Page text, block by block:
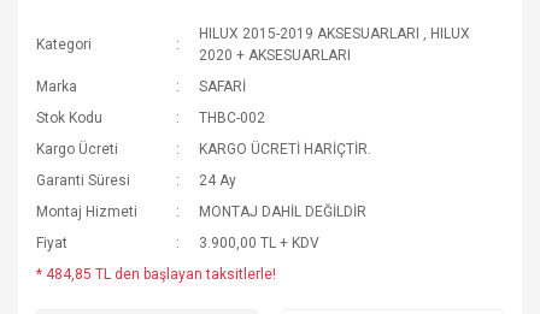
Kategori
HILUX 2015-2019 AKSESUARLARI , HILUX
2020 + AKSESUARLARI
Marka
SAFARİ
Stok Kodu
THBC-002
Kargo Ücreti
KARGO ÜCRETİ HARİÇTİR.
Garanti Süresi
24 Ay
Montaj Hizmeti
MONTAJ DAHİL DEĞİLDİR
Fiyat
3.900,00 TL + KDV
* 484,85 TL den başlayan taksitlerle!